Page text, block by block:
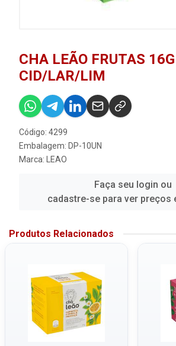
CHA LEÃO FRUTAS 16G
CID/LAR/LIM
Código: 4299
Embalagem: DP-10UN
Marca:
LEAO
Faça seu login ou
cadastre-se para ver preços
Produtos Relacionados